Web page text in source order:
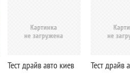
Тест драйв авто киев Тест драйв